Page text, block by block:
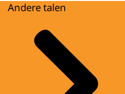
Andere talen